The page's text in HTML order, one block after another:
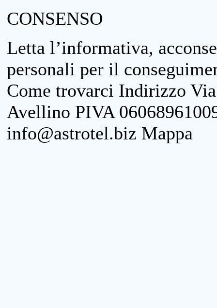
CONSENSO
Letta l’informativa,
personali per il
Come trovarci Indirizzo
Avellino PIVA
info@astrotel.biz Mappa